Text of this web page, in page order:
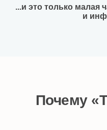
...и это только малая
и
Почему